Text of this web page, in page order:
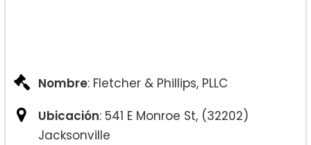
Nombre: Fletcher & Phillips, PLLC
Ubicación: 541 E Monroe St, (32202)
Jacksonville